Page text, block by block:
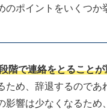
ポイントをいくつか
階で連絡をとること
め、辞退するのであ
響は少なくなるため